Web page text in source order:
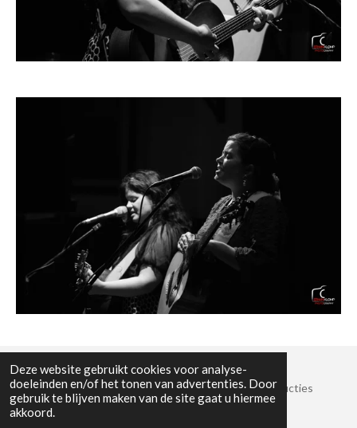
Deze website gebruikt cookies voor analyse-
doeleinden en/of het tonen van advertenties. Door
gebruik te blijven maken van de site gaat u hiermee
akkoord.
© 2022 Stichting Crossroads Sessies en Muziekproducties
KvK-nummer: 8825389